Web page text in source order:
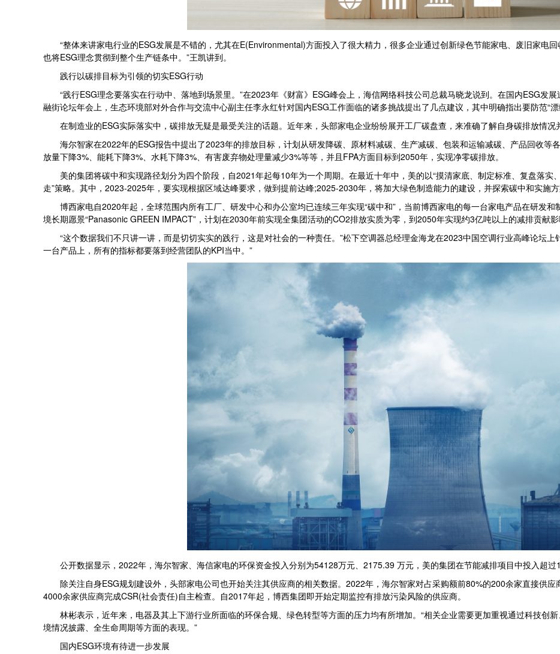
“整体来讲家电行业的ESG发展是不错的，尤其在E(Environmental)方面投入了很大精力，很多企业通过创新绿色节能家电、废旧家电回
也将ESG理念贯彻到整个生产链条中。”王凯讲到。
践行以碳排目标为引领的切实ESG行动
“践行ESG理念要落实在行动中、落地到场景里。”在2023年《财富》ESG峰会上，海信网络科技公司总裁马晓龙说到。在国内ESG发
融街论坛年会上，生态环境部对外合作与交流中心副主任李永红针对国内ESG工作面临的诸多挑战提出了几点建议，其中明确指出要防范“漂
在制造业的ESG实际落实中，碳排放无疑是最受关注的话题。近年来，头部家电企业纷纷展开工厂碳盘查，来准确了解自身碳排放情况
海尔智家在2022年的ESG报告中提出了2023年的排放目标，计划从研发降碳、原材料减碳、生产减碳、包装和运输减碳、产品回收等
放量下降3%、能耗下降3%、水耗下降3%、有害废弃物处理量减少3%等等，并且FPA方面目标到2050年，实现净零碳排放。
美的集团将碳中和实现路径划分为四个阶段，自2021年起每10年为一个周期。在最近十年中，美的以“摸清家底、制定标准、复盘落实
走”策略。其中，2023-2025年，要实现根据区域达峰要求，做到提前达峰;2025-2030年，将加大绿色制造能力的建设，并探索碳中和实施方
博西家电自2020年起，全球范围内所有工厂、研发中心和办公室均已连续三年实现“碳中和”，当前博西家电的每一台家电产品在研发和
境长期愿景“Panasonic GREEN IMPACT”，计划在2030年前实现全集团活动的CO2排放实质为零，到2050年实现约3亿吨以上的减排贡献影
“这个数据我们不只讲一讲，而是切切实实的践行，这是对社会的一种责任。”松下空调器总经理金海龙在2023中国空调行业高峰论坛上
一台产品上，所有的指标都要落到经营团队的KPI当中。”
公开数据显示，2022年，海尔智家、海信家电的环保资金投入分别为54128万元、2175.39 万元，美的集团在节能减排项目中投入超过
除关注自身ESG规划建设外，头部家电公司也开始关注其供应商的相关数据。2022年，海尔智家对占采购额前80%的200余家直接供应
4000余家供应商完成CSR(社会责任)自主检查。自2017年起，博西集团即开始定期监控有排放污染风险的供应商。
林彬表示，近年来，电器及其上下游行业所面临的环保合规、绿色转型等方面的压力均有所增加。“相关企业需要更加重视通过科技创
境情况披露、全生命周期等方面的表现。”
国内ESG环境有待进一步发展